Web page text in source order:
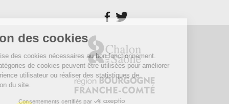
Gestion des cookies
Ce site utilise des cookies nécessaires au bon fonctionnement.
D’autres catégories de cookies peuvent être utilisées pour améliorer
votre expérience utilisateur ou réaliser des statistiques de
fréquentation du site.
Consentements certifiés par